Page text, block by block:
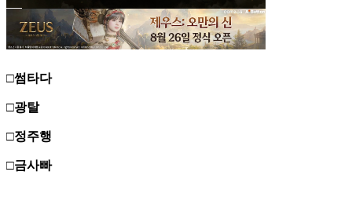
□썸타다
□광탈
□정주행
□금사빠